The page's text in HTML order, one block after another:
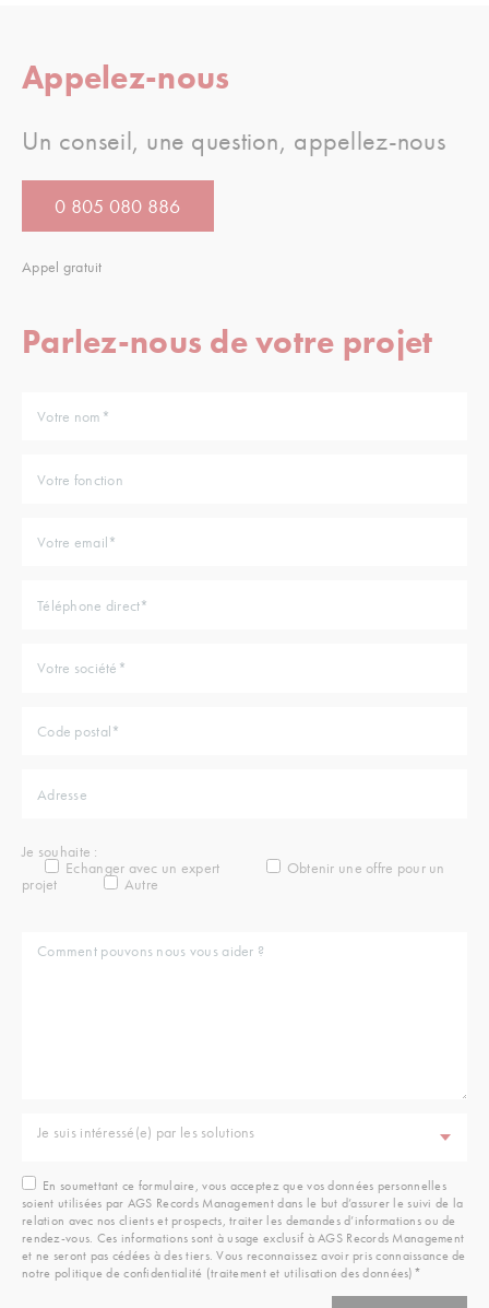
Appelez-nous
Un conseil, une question, appellez-nous
0 805 080 886
Appel gratuit
Parlez-nous de votre projet
Je souhaite :
Echanger avec un expert
Obtenir une offre pour un
projet
Autre
Je suis intéressé(e) par les solutions
En soumettant ce formulaire, vous acceptez que vos données personnelles
soient utilisées par AGS Records Management dans le but d’assurer le suivi de la
relation avec nos clients et prospects, traiter les demandes d’informations ou de
rendez-vous. Ces informations sont à usage exclusif à AGS Records Management
et ne seront pas cédées à des tiers. Vous reconnaissez avoir pris connaissance de
notre politique de confidentialité (traitement et utilisation des données)*